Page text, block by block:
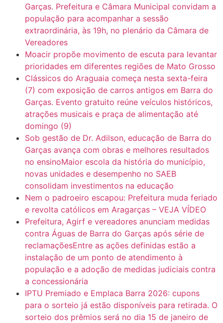
Garças. Prefeitura e Câmara Municipal convidam a
população para acompanhar a sessão
extraordinária, às 19h, no plenário da Câmara de
Vereadores
Moacir propõe movimento de escuta para levantar
prioridades em diferentes regiões de Mato Grosso
Clássicos do Araguaia começa nesta sexta-feira
(7) com exposição de carros antigos em Barra do
Garças. Evento gratuito reúne veículos históricos,
atrações musicais e praça de alimentação até
domingo (9)
Sob gestão de Dr. Adilson, educação de Barra do
Garças avança com obras e melhores resultados
no ensinoMaior escola da história do município,
novas unidades e desempenho no SAEB
consolidam investimentos na educação
Nem o padroeiro escapou: Prefeitura muda feriado
e revolta católicos em Aragarças – VEJA VÍDEO
Prefeitura, Agirf e vereadores anunciam medidas
contra Águas de Barra do Garças após série de
reclamaçõesEntre as ações definidas estão a
instalação de um ponto de atendimento à
população e a adoção de medidas judiciais contra
a concessionária
IPTU Premiado e Emplaca Barra 2026: cupons
para o sorteio já estão disponíveis para retirada. O
sorteio dos prêmios será no dia 15 de janeiro de